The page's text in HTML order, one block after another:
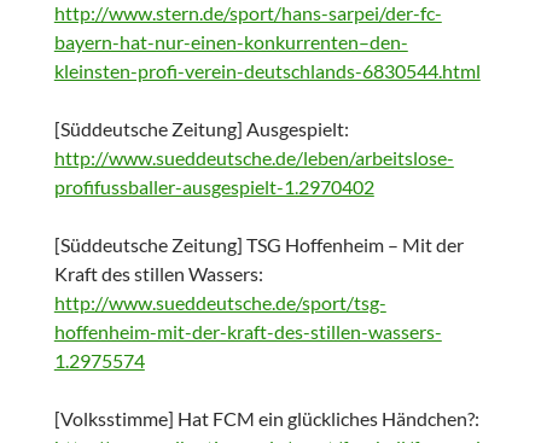
http://www.stern.de/sport/hans-sarpei/der-fc-
bayern-hat-nur-einen-konkurrenten–den-
kleinsten-profi-verein-deutschlands-6830544.html
[Süddeutsche Zeitung] Ausgespielt:
http://www.sueddeutsche.de/leben/arbeitslose-
profifussballer-ausgespielt-1.2970402
[Süddeutsche Zeitung] TSG Hoffenheim – Mit der
Kraft des stillen Wassers:
http://www.sueddeutsche.de/sport/tsg-
hoffenheim-mit-der-kraft-des-stillen-wassers-
1.2975574
[Volksstimme] Hat FCM ein glückliches Händchen?: